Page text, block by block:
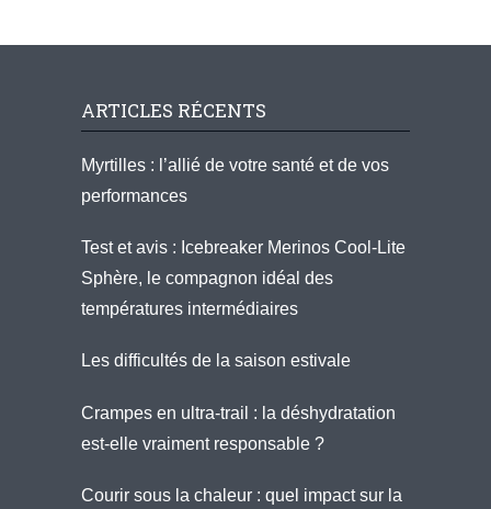
ARTICLES RÉCENTS
Myrtilles : l’allié de votre santé et de vos
performances
Test et avis : Icebreaker Merinos Cool-Lite
Sphère, le compagnon idéal des
températures intermédiaires
Les difficultés de la saison estivale
Crampes en ultra-trail : la déshydratation
est-elle vraiment responsable ?
Courir sous la chaleur : quel impact sur la